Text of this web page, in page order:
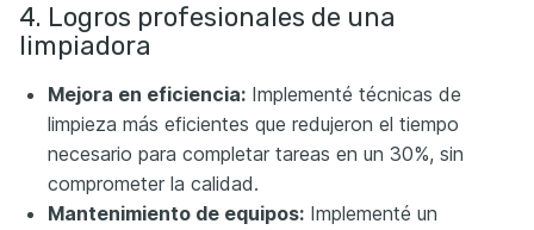
4. Logros profesionales de una
limpiadora
Mejora en eficiencia: Implementé técnicas de
limpieza más eficientes que redujeron el tiempo
necesario para completar tareas en un 30%, sin
comprometer la calidad.
Mantenimiento de equipos: Implementé un